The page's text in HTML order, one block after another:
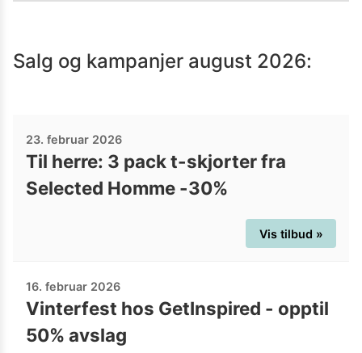
Salg og kampanjer august 2026:
23. februar 2026
Til herre: 3 pack t-skjorter fra
Selected Homme -30%
Vis tilbud »
16. februar 2026
Vinterfest hos GetInspired - opptil
50% avslag